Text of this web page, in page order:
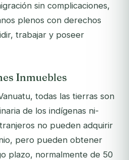
sin complicaciones,
plenos con derechos
trabajar y poseer
Inmuebles
todas las tierras son
de los indígenas ni-
no pueden adquirir
pero pueden obtener
plazo, normalmente de 50